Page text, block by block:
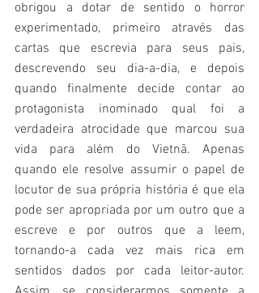
obrigou a dotar de sentido o horror
experimentado, primeiro através das
cartas que escrevia para seus pais,
descrevendo seu dia-a-dia, e depois
quando finalmente decide contar ao
protagonista inominado qual foi a
verdadeira atrocidade que marcou sua
vida para além do Vietnã. Apenas
quando ele resolve assumir o papel de
locutor de sua própria história é que ela
pode ser apropriada por um outro que a
escreve e por outros que a leem,
tornando-a cada vez mais rica em
sentidos dados por cada leitor-autor.